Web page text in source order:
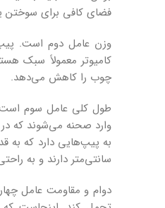
فضای کافی برای سوختن
وزن عامل دوم است.
کامیوتر معمولاً سبک
چوب را کاهش می‌دهد.
طول کلی عامل سوم
به پیپ‌هایی دارد که به
سانتی‌متر دارند و به
دوام و مقاومت عامل